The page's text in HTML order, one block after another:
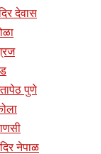
देवास
पुणे
नेपाळ